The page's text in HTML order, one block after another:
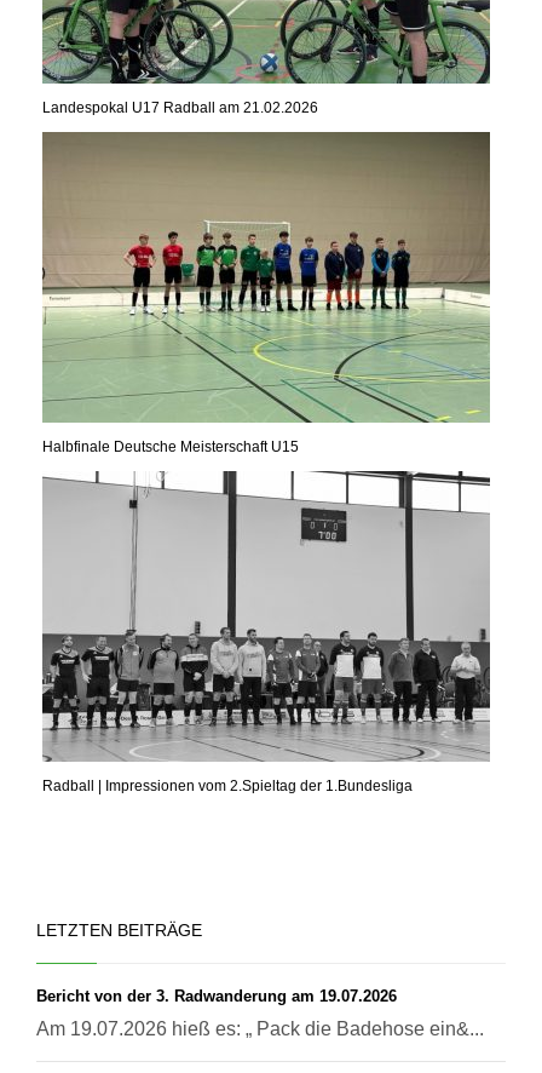
Landespokal U17 Radball am 21.02.2026
Halbfinale Deutsche Meisterschaft U15
Radball | Impressionen vom 2.Spieltag der 1.Bundesliga
LETZTEN BEITRÄGE
Bericht von der 3. Radwanderung am 19.07.2026
Am 19.07.2026 hieß es: „ Pack die Badehose ein&...